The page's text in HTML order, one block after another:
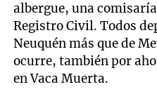
albergue, una
Registro Civil. Todos
Neuquén más que de
ocurre, también por
en Vaca Muerta.